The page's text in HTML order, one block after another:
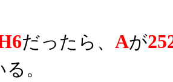
だったら、 Aが
。